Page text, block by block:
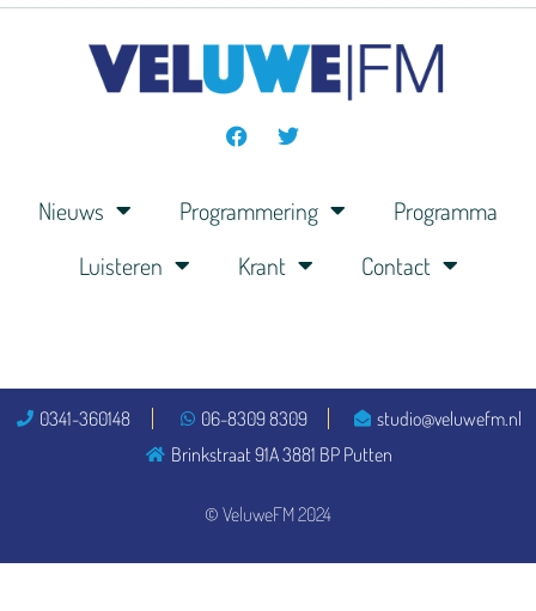
Nieuws Programmering
Programma
Luisteren
Krant Contact
© VeluweFM 2024
0341-360148 06-8309 8309
studio@veluwefm.nl
Brinkstraat 91A 3881 BP Putten